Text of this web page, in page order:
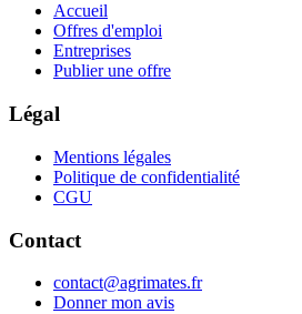
Accueil
Offres d'emploi
Entreprises
Publier une offre
Légal
Mentions légales
Politique de confidentialité
CGU
Contact
contact@agrimates.fr
Donner mon avis